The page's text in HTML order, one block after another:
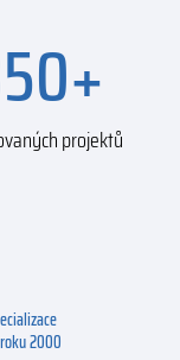
+
projektů
2000